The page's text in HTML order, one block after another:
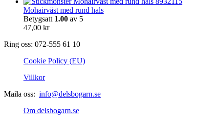
Mohairväst med rund hals
Betygsatt 1.00 av 5
47,00 kr
Ring oss: 072-555 61 10
Cookie Policy (EU)
Villkor
Maila oss: info@delsbogarn.se
Om delsbogarn.se